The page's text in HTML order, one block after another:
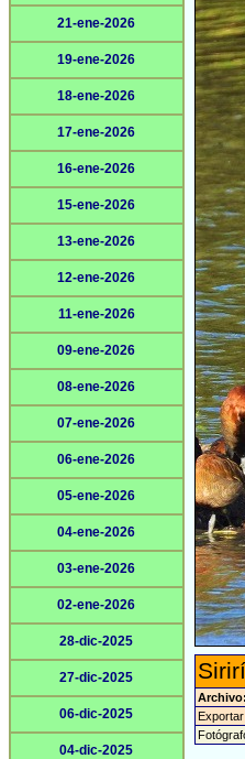
21-ene-2026
19-ene-2026
18-ene-2026
17-ene-2026
16-ene-2026
15-ene-2026
13-ene-2026
12-ene-2026
11-ene-2026
09-ene-2026
08-ene-2026
07-ene-2026
06-ene-2026
05-ene-2026
04-ene-2026
03-ene-2026
02-ene-2026
28-dic-2025
27-dic-2025
06-dic-2025
04-dic-2025